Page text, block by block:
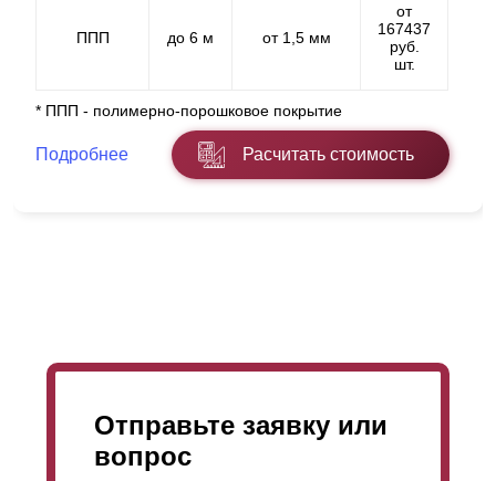
ППП до 6 м от 1,5 мм
от
167437
руб.
шт.
* ППП - полимерно-порошковое покрытие
Подробнее Расчитать стоимость
Отправьте заявку или
вопрос